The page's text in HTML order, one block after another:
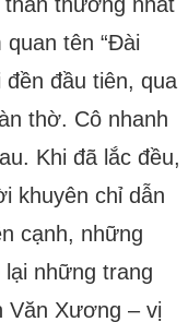
tên “Đài
đầu tiên, qua
thờ. Cô nhanh
Khi đã lắc đều,
khuyên chỉ dẫn
cạnh, những
những trang
Văn Xương – vị